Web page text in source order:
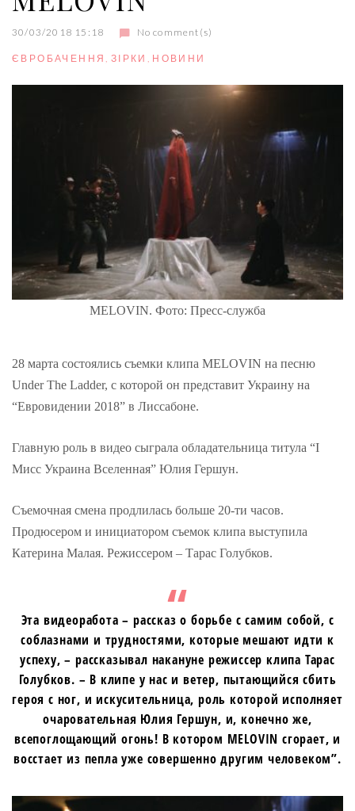
30/03/2018 15:18 No comment(s)
ЄВРОБАЧЕННЯ, ЗІРКИ , НОВИНИ
MELOVIN. Фото: Пресс-служба
28 марта состоялись съемки клипа MELOVIN на песню
Under The Ladder, с которой он представит Украину на
“Евровидении 2018” в Лиссабоне.
Главную роль в видео сыграла обладательница титула “I
Мисс Украина Вселенная” Юлия Гершун.
Съемочная смена продлилась больше 20-ти часов.
Продюсером и инициатором съемок клипа выступила
Катерина Малая. Режиссером – Тарас Голубков.
Эта видеоработа – рассказ о борьбе с самим собой, с
соблазнами и трудностями, которые мешают идти к
успеху, – рассказывал накануне режиссер клипа Тарас
Голубков. – В клипе у нас и ветер, пытающийся сбить
героя с ног, и искусительница, роль которой исполняет
очаровательная Юлия Гершун, и, конечно же,
всепоглощающий огонь! В котором MELOVIN сгорает, и
восстает из пепла уже совершенно другим человеком”.